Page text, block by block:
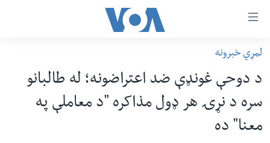
رسي
وړ
اتصالات
اصلي
افغانستان
سیمه
امریکا
لمړي خبرونه
د دوحې غونډې ضد اعتراضونه؛ له طالبانو
سره د نړۍ هر ډول مذاکره "د معاملې په
معنا" ده